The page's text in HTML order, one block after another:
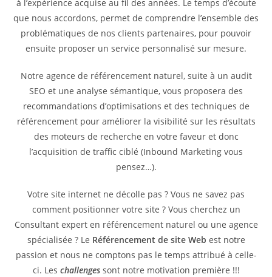
à l’expérience acquise au fil des années. Le temps d’écoute
que nous accordons, permet de comprendre l’ensemble des
problématiques de nos clients partenaires, pour pouvoir
ensuite proposer un service personnalisé sur mesure.
Notre agence de référencement naturel, suite à un audit
SEO et une analyse sémantique, vous proposera des
recommandations d’optimisations et des techniques de
référencement pour améliorer la visibilité sur les résultats
des moteurs de recherche en votre faveur et donc
l’acquisition de traffic ciblé (Inbound Marketing vous
pensez…).
Votre site internet ne décolle pas ? Vous ne savez pas
comment positionner votre site ? Vous cherchez un
Consultant expert en référencement naturel ou une agence
spécialisée ? Le Référencement de site Web est notre
passion et nous ne comptons pas le temps attribué à celle-
ci. Les challengessont notre motivation première !!!